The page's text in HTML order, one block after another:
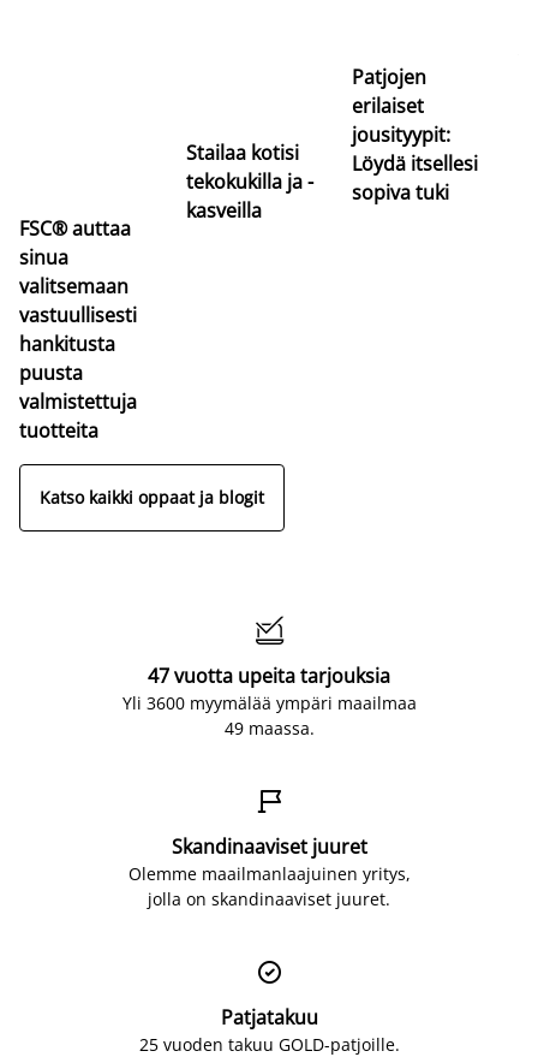
FSC® auttaa
sinua
valitsemaan
vastuullisesti
hankitusta
puusta
valmistettuja
tuotteita
Stailaa kotisi
tekokukilla ja -
kasveilla
Patjojen
erilaiset
jousityypit:
Löydä itsellesi
sopiva tuki
Katso kaikki oppaat ja blogit

47 vuotta upeita tarjouksia
Yli 3600 myymälää ympäri maailmaa
49 maassa.

Skandinaaviset juuret
Olemme maailmanlaajuinen yritys,
jolla on skandinaaviset juuret.

Patjatakuu
25 vuoden takuu GOLD-patjoille.